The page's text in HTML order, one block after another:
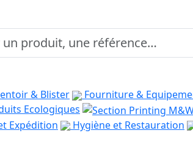
& Blister Fourniture &
Ecologiques
Expédition Hygiène et Restauration